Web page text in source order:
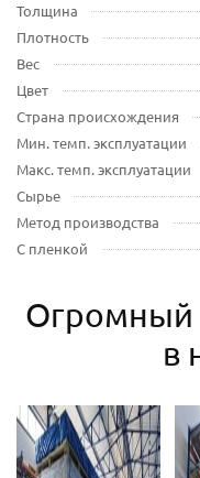
Толщина
Плотность
Вес
Цвет
Страна происхождения
Мин. темп. эксплуатации
Макс. темп. эксплуатации
Сырье
Метод производства
С пленкой
Огромный
в